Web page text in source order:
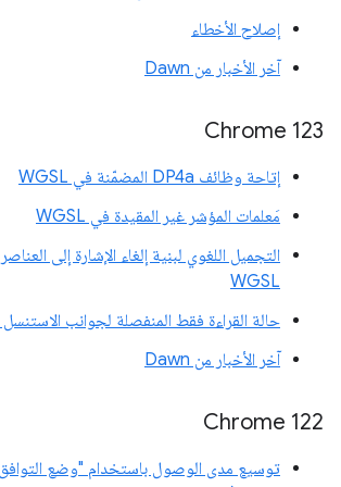
إصلاح الأخطاء
آخر الأخبار من Dawn
Chrome 123
إتاحة وظائف DP4a المضمّنة في WGSL
مَعلمات المؤشر غير المقيدة في WGSL
التجميل اللغوي لبنية إلغاء الإشارة إلى
WGSL
حالة القراءة فقط المنفصلة لجوانب
آخر الأخبار من Dawn
‫Chrome 122
توسيع مدى الوصول باستخدام "وضع